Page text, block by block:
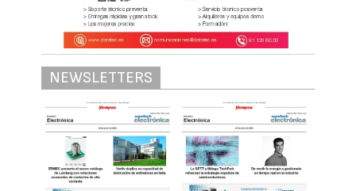
NEWSLETTERS